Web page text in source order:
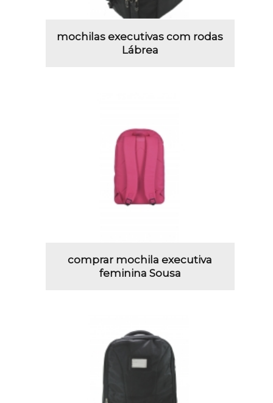
mochilas executivas com rodas
Lábrea
comprar mochila executiva
feminina Sousa